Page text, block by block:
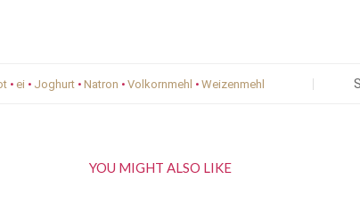
• ei • Joghurt • Natron • Volkornmehl • Weizenmehl
YOU MIGHT ALSO LIKE